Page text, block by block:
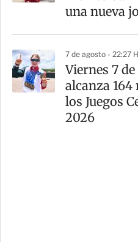
una nueva
7 de agosto - 22:27
Viernes 7
alcanza 164
los Juegos
2026